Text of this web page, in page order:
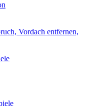
Vordach entfernen,